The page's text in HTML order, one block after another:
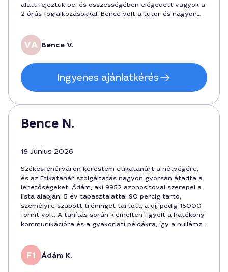
alatt fejeztük be, és összességében elégedett vagyok a
2 órás foglalkozásokkal. Bence volt a tutor és nagyon
Bence V.
Ingyenes ajánlatkérés
Bence N.
18 Június 2026
Székesfehérváron kerestem etikatanárt a hétvégére,
és az Etikatanár szolgáltatás nagyon gyorsan átadta a
lehetőségeket. Ádám, aki 9952 azonosítóval szerepel a
lista alapján, 5 év tapasztalattal 90 percig tartó,
személyre szabott tréninget tartott, a díj pedig 15000
forint volt. A tanítás során kiemelten figyelt a hatékony
kommunikációra és a gyakorlati példákra, így a hullámzó
Köszönöm a profizmust!
Ádám K.